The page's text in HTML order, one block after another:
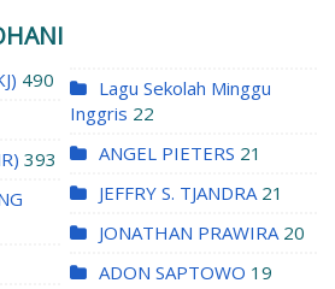
490
393
Lagu Sekolah Minggu
Inggris 22
ANGEL PIETERS 21
JEFFRY S. TJANDRA 21
JONATHAN PRAWIRA 20
ADON SAPTOWO 19